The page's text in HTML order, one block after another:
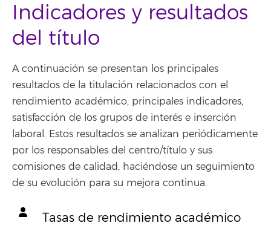
Indicadores y resultados
del título
A continuación se presentan los principales
resultados de la titulación relacionados con el
rendimiento académico, principales indicadores,
satisfacción de los grupos de interés e inserción
laboral. Estos resultados se analizan periódicamente
por los responsables del centro/título y sus
comisiones de calidad, haciéndose un seguimiento
de su evolución para su mejora continua.
Tasas de rendimiento académico